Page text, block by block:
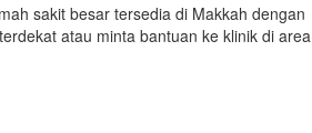
sakit besar tersedia di Makkah dengan
atau minta bantuan ke klinik di area